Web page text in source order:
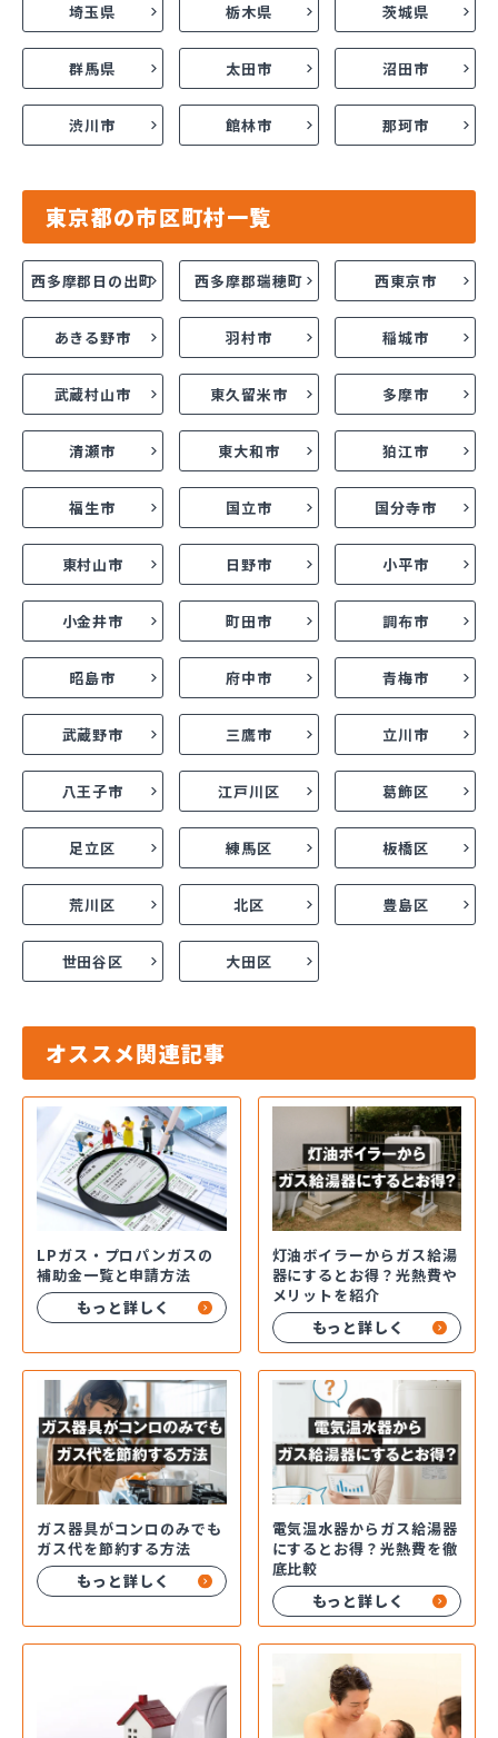
埼玉県 栃木県 茨城県
群馬県 太田市 沼田市
渋川市 館林市 那珂市
東京都の市区町村一覧
西多摩郡日の出町 西多摩郡瑞穂町 西東京市
あきる野市 羽村市 稲城市
武蔵村山市 東久留米市 多摩市
清瀬市 東大和市 狛江市
福生市 国立市 国分寺市
東村山市 日野市 小平市
小金井市 町田市 調布市
昭島市 府中市 青梅市
武蔵野市 三鷹市 立川市
八王子市 江戸川区 葛飾区
足立区 練馬区 板橋区
荒川区 北区 豊島区
世田谷区 大田区
オススメ関連記事
LPガス・プロパンガスの
補助金一覧と申請方法
もっと詳しく
灯油ボイラーからガス給湯
器にするとお得？光熱費や
メリットを紹介
もっと詳しく
ガス器具がコンロのみでも
ガス代を節約する方法
もっと詳しく
電気温水器からガス給湯器
にするとお得？光熱費を徹
底比較
もっと詳しく